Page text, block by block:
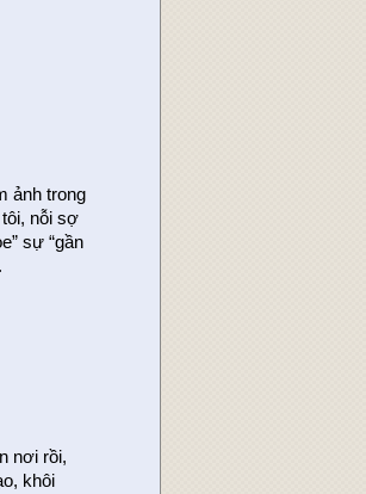
ảnh trong
nỗi sợ
sự “gần
nơi rồi,
khôi